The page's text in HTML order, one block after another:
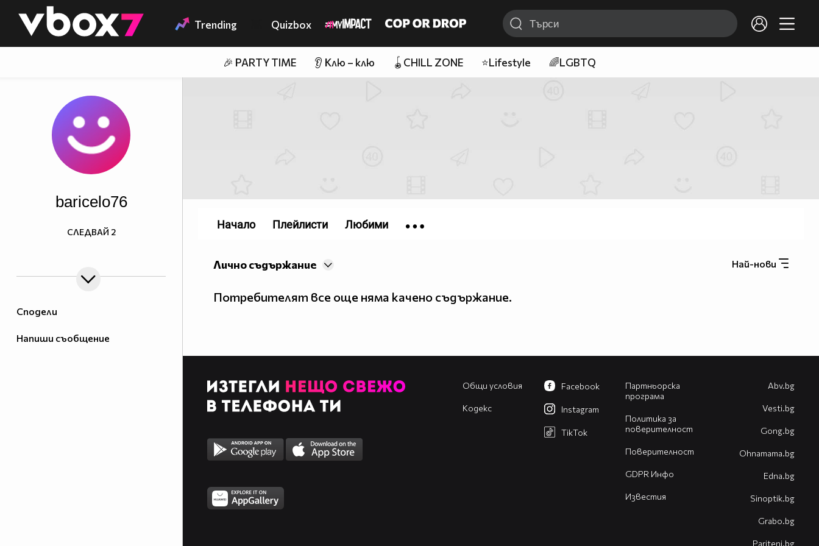
👾 Trending Quizbox
🎉 PARTY TIME 👂 Клю – клю 🪀CHILL ZONE ⭐Lifestyle 🌈LGBTQ
Сподели
Напиши съобщение
baricelo76
СЛЕДВАЙ 2
Най-нови
Лично съдържание
Потребителят все още няма качено съдържание.
Начало Плейлисти Любими
Общи условия
Кодекс
Партньорска
програма
Политика за
поверителност
Поверителност
GDPR Инфо
Известия
Facebook
Instagram
TikTok
Abv.bg
Vesti.bg
Gong.bg
Оhnamama.bg
Edna.bg
Sinoptik.bg
Grabo.bg
Pariteni.bg